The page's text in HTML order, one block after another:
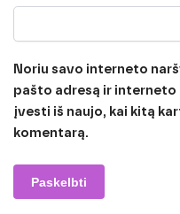
Noriu savo interneto
pašto adresą ir interneto
įvesti iš naujo, kai kitą
komentarą.